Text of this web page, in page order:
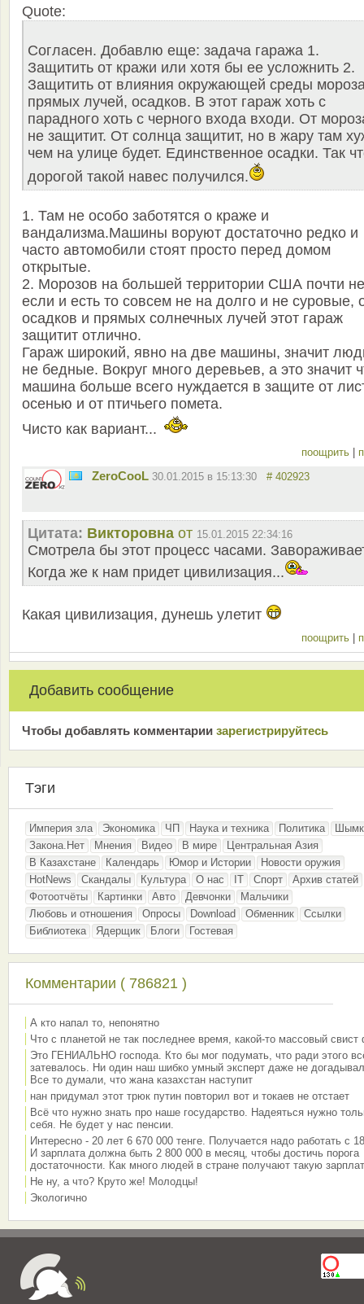
Quote:
Согласен. Добавлю еще: задача гаража 1.
Защитить от кражи или хотя бы ее усложнить 2.
Защитить от влияния окружающей среды
прямых лучей, осадков. В этот гараж хоть с
парадного хоть с черного входа входи. От
не защитит. От солнца защитит, но в жару там
чем на улице будет. Единственное осадки. Так
дорогой такой навес получился.
1. Там не особо заботятся о краже и
вандализма.Машины воруют достаточно редко и
часто автомобили стоят просто перед домом
открытые.
2. Морозов на большей территории США почти
если и есть то совсем не на долго и не суровые,
осадков и прямых солнечных лучей этот гараж
защитит отлично.
Гараж широкий, явно на две машины, значит
не бедные. Вокруг много деревьев, а это значит
машина больше всего нуждается в защите от
осенью и от птичьего помета.
Чисто как вариант...
поощрить |
ZeroCooL 30.01.2015 в 15:13:30 # 402923
Цитата: Викторовна от 15.01.2015 22:34:16
Смотрела бы этот процесс часами.
Когда же к нам придет цивилизация...
Какая цивилизация, дунешь улетит
поощрить |
Добавить сообщение
Чтобы добавлять комментарии зарeгиcтрирyйтeсь
Тэги
Империя зла Экономика ЧП Наука и техника Политика
Закона.Нет
Мнения Видео В мире
Центральная Азия
В Казахстане
Календарь Юмор и Истории
Новости оружия
HotNews
Скандалы Культура О нас IT Спорт
Архив статей
Фотоотчёты
Картинки Авто Девчонки
Мальчики
Любовь и отношения
Опросы Download Обменник
Ссылки
Библиотека
Ядерщик Блоги Гостевая
Комментарии ( 786821 )
А кто напал то, непонятно
Что с планетой не так последнее время, какой-то массовый свист
Это ГЕНИАЛЬНО господа. Кто бы мог подумать, что ради этого
затевалось. Ни один наш шибко умный эксперт даже не
Все то думали, что жана казахстан наступит
нан придумал этот трюк путин повторил вот и токаев не отстает
Всё что нужно знать про наше государство. Надеяться нужно
себя. Не будет у нас пенсии.
Интересно - 20 лет 6 670 000 тенге. Получается надо работать с
И зарплата должна быть 2 800 000 в месяц, чтобы достичь порога
достаточности. Как много людей в стране получают такую
Не ну, а что? Круто же! Молодцы!
Экологично